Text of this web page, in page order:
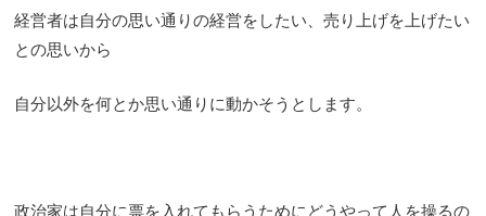
経営者は自分の思い通りの経営をしたい、売り上げを上げたい
との思いから
自分以外を何とか思い通りに動かそうとします。
政治家は自分に票を入れてもらうためにどうやって人を操るの